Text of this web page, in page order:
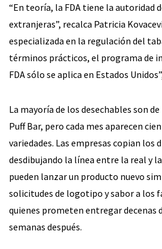
“En teoría, la FDA tiene la autoridad
extranjeras”, recalca Patricia
especializada en la regulación del
términos prácticos, el programa de
FDA sólo se aplica en Estados
La mayoría de los desechables son
Puff Bar, pero cada mes aparecen
variedades. Las empresas copian los
desdibujando la línea entre la real y
pueden lanzar un producto nuevo
solicitudes de logotipo y sabor a los
quienes prometen entregar decenas
semanas después.